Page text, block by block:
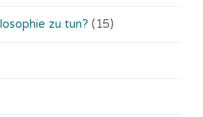
zu tun? (15)